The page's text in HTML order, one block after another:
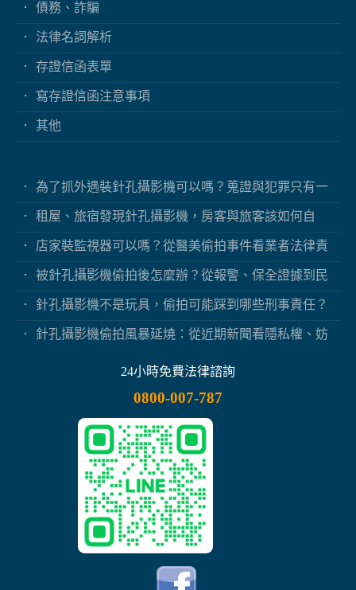
債務、詐騙
法律名詞解析
存證信函表單
寫存證信函注意事項
其他
為了抓外遇裝針孔攝影機可以嗎？蒐證與犯罪只有一
租屋、旅宿發現針孔攝影機，房客與旅客該如何自
店家裝監視器可以嗎？從醫美偷拍事件看業者法律責
被針孔攝影機偷拍後怎麼辦？從報警、保全證據到民
針孔攝影機不是玩具，偷拍可能踩到哪些刑事責任？
針孔攝影機偷拍風暴延燒：從近期新聞看隱私權、妨
24小時免費法律諮詢
0800-007-787